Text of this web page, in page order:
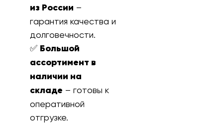
из России –
гарантия качества и
долговечности.
✅ Большой
ассортимент в
наличии на
складе – готовы к
оперативной
отгрузке.